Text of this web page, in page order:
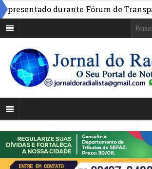
durante Fórum de